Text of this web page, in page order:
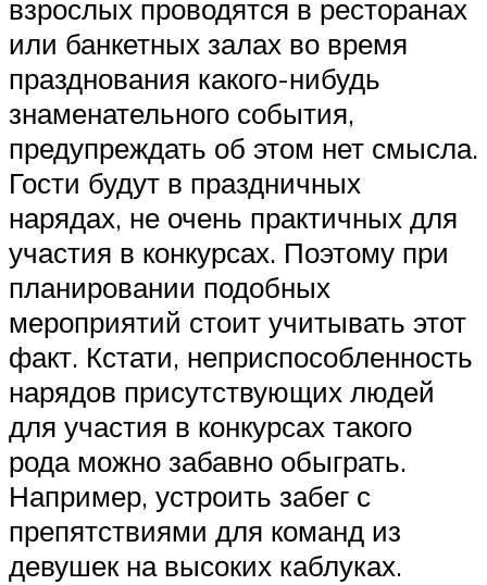
взрослых проводятся в ресторанах
или банкетных залах во время
празднования какого-нибудь
знаменательного события,
предупреждать об этом нет смысла.
Гости будут в праздничных
нарядах, не очень практичных для
участия в конкурсах. Поэтому при
планировании подобных
мероприятий стоит учитывать этот
факт. Кстати, неприспособленность
нарядов присутствующих людей
для участия в конкурсах такого
рода можно забавно обыграть.
Например, устроить забег с
препятствиями для команд из
девушек на высоких каблуках.